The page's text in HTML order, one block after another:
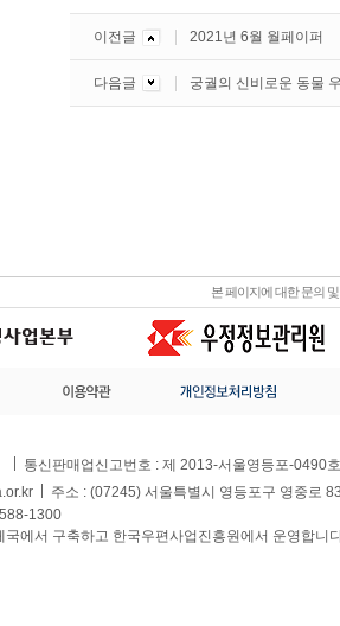
이전글 2021년 6월 월페이퍼
다음글 궁궐의 신비로운 동물
본 페이지에 대한 문의
통신판매업신고번호 : 제 2013-서울영등포-0490호
주소 : (07245) 서울특별시 영등포구 영중로
1300
국에서 구축하고 한국우편사업진흥원에서 운영합니